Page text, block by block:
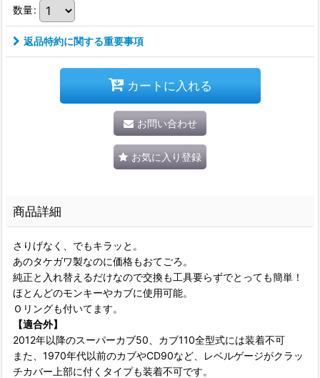
数量:
返品特約に関する重要事項
カートに入れる
お問い合わせ
お気に入り登録
商品詳細
さりげなく、でもキラッと。
あのタケガワ製なのに価格もおてごろ。
純正と入れ替えるだけなので交換も工具要らずでとっても簡単！
ほとんどのモンキーやカブに使用可能。
Ｏリングも付いてます。
【適合外】
2012年以降のスーパーカブ50、カブ110全型式には装着不可
また、1970年代以前のカブやCD90など、レベルゲージがクラッ
チカバー上部に付くタイプも装着不可です。